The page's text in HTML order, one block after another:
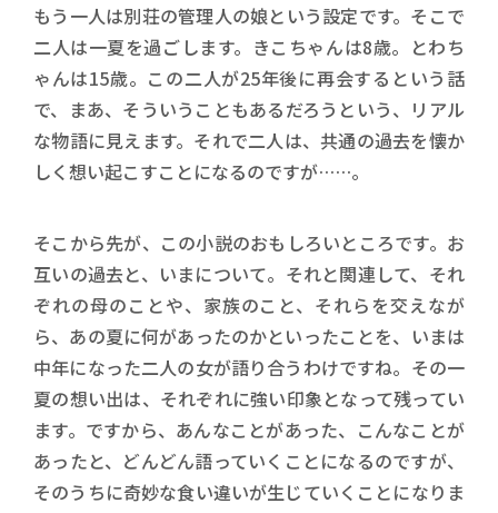
もう一人は別荘の管理人の娘という設定です。そこで
二人は一夏を過ごします。きこちゃんは8歳。とわち
ゃんは15歳。この二人が25年後に再会するという話
で、まあ、そういうこともあるだろうという、リアル
な物語に見えます。それで二人は、共通の過去を懐か
しく想い起こすことになるのですが……。
そこから先が、この小説のおもしろいところです。お
互いの過去と、いまについて。それと関連して、それ
ぞれの母のことや、家族のこと、それらを交えなが
ら、あの夏に何があったのかといったことを、いまは
中年になった二人の女が語り合うわけですね。その一
夏の想い出は、それぞれに強い印象となって残ってい
ます。ですから、あんなことがあった、こんなことが
あったと、どんどん語っていくことになるのですが、
そのうちに奇妙な食い違いが生じていくことになりま